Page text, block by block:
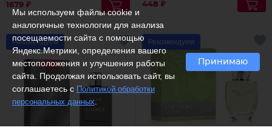
1679 ₽ 448 ₽
Рекомендуем Рекомендуем
Мы используем файлы cookie и
аналогичные технологии для анализа
посещаемости сайта с помощью
Яндекс.Метрики, определения вашего
местоположения и улучшения работы
сайта. Продолжая использовать сайт, вы
соглашаетесь с Политикой обработки
персональных данных
Принимаю